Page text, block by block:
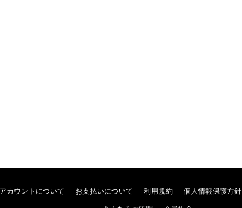
アカウントについて お支払いについて 利用規約 個人情報保護方針